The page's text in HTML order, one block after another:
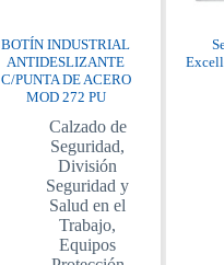
BOTÍN INDUSTRIAL
ANTIDESLIZANTE
C/PUNTA DE ACERO
MOD 272 PU
Calzado de
Seguridad,
División
Seguridad y
Salud en el
Trabajo,
Equipos